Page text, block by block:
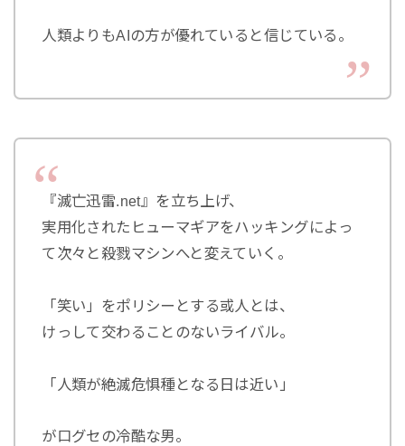
人類よりもAIの方が優れていると信じている。
『滅亡迅雷.net』を立ち上げ、
実用化されたヒューマギアをハッキングによっ
て次々と殺戮マシンへと変えていく。
「笑い」をポリシーとする或人とは、
けっして交わることのないライバル。
「人類が絶滅危惧種となる日は近い」
が口グセの冷酷な男。